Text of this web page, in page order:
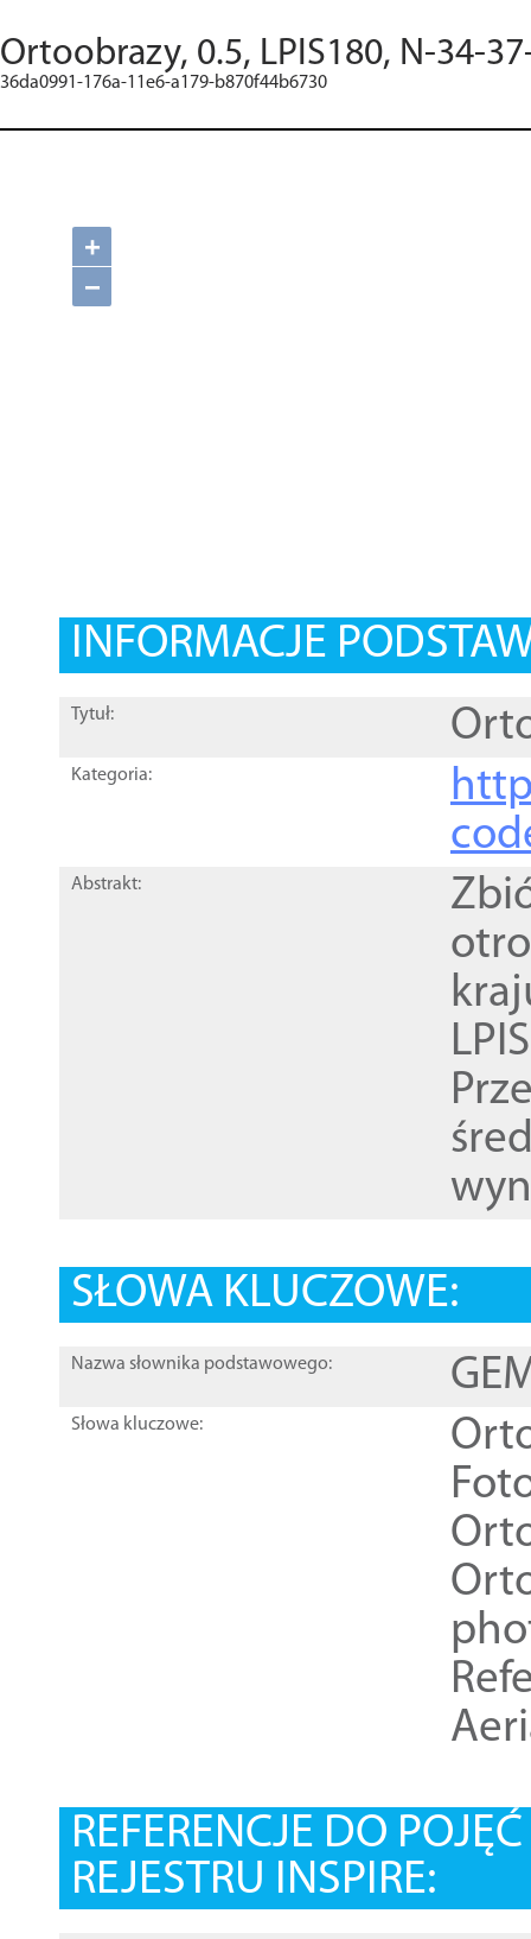
Ortoobrazy, 0.5, LPIS180, N-34-
36da0991-176a-11e6-a179-b870f44b6730
+
−
INFORMACJE
Tytuł:
Kategoria:
Abstrakt:
SŁOWA KLUCZOWE:
Nazwa słownika podstawowego:
Słowa kluczowe:
REFERENCJE DO
REJESTRU INSPIRE: